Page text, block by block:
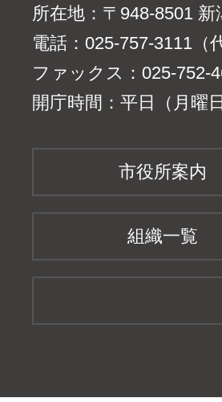
所在地：〒948-8501
電話：025-757-3111（
ファックス：025-752-
開庁時間：平日（月曜
市役所案内
組織一覧